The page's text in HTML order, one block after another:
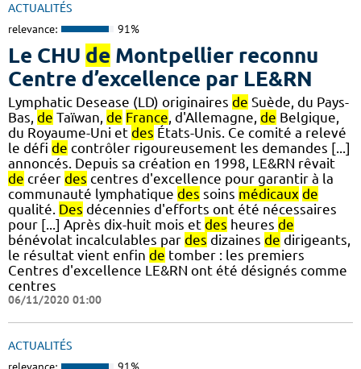
ACTUALITÉS
relevance: 91%
Le CHU de Montpellier reconnu
Centre d’excellence par LE&RN
Lymphatic Desease (LD) originaires de Suède, du Pays-
Bas, de Taïwan, de France, d'Allemagne, de Belgique,
du Royaume-Uni et des États-Unis. Ce comité a relevé
le défi de contrôler rigoureusement les demandes [...]
annoncés. Depuis sa création en 1998, LE&RN rêvait
de créer des centres d'excellence pour garantir à la
communauté lymphatique des soins médicaux de
qualité. Des décennies d'efforts ont été nécessaires
pour [...] Après dix-huit mois et des heures de
bénévolat incalculables par des dizaines de dirigeants,
le résultat vient enfin de tomber : les premiers
Centres d'excellence LE&RN ont été désignés comme
centres
06/11/2020 01:00
ACTUALITÉS